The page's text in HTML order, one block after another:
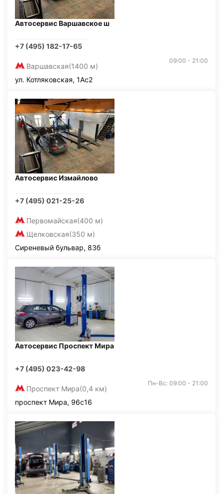
Автосервис Варшавское ш
+7 (495) 182-17-65
Варшавская(1400 м)
09:00 - 21:00
ул. Котляковская, 1Ас2
Автосервис Измайлово
+7 (495) 021-25-26
Первомайская(400 м)
Щелковская(350 м)
Сиреневый бульвар, 83б
Автосервис Проспект Мира
+7 (495) 023-42-98
Проспект Мира(0,4 км)
Пн-Вс: 09:00 - 21:00
проспект Мира, 96с16